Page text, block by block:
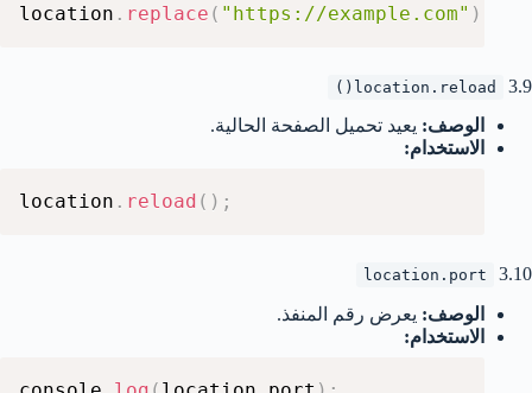
location . replace ( "https://example.com" )
3.9
location.reload()
الوصف: يعيد تحميل الصفحة الحالية.
الاستخدام:
location . reload ( ) ;
3.10
location.port
الوصف: يعرض رقم المنفذ.
الاستخدام: